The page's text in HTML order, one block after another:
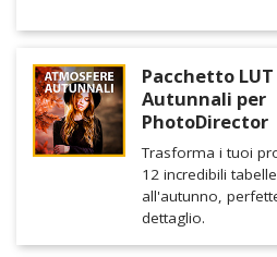
Pacchetto
Autunnali per
PhotoDirector
Trasforma i tuoi
12 incredibili
all'autunno,
dettaglio.